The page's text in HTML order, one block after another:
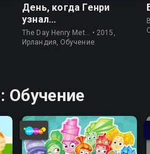
День, когда Генри
узнал...
The Day Henry Met… • 2015,
Ирландия, Обучение
Обучение